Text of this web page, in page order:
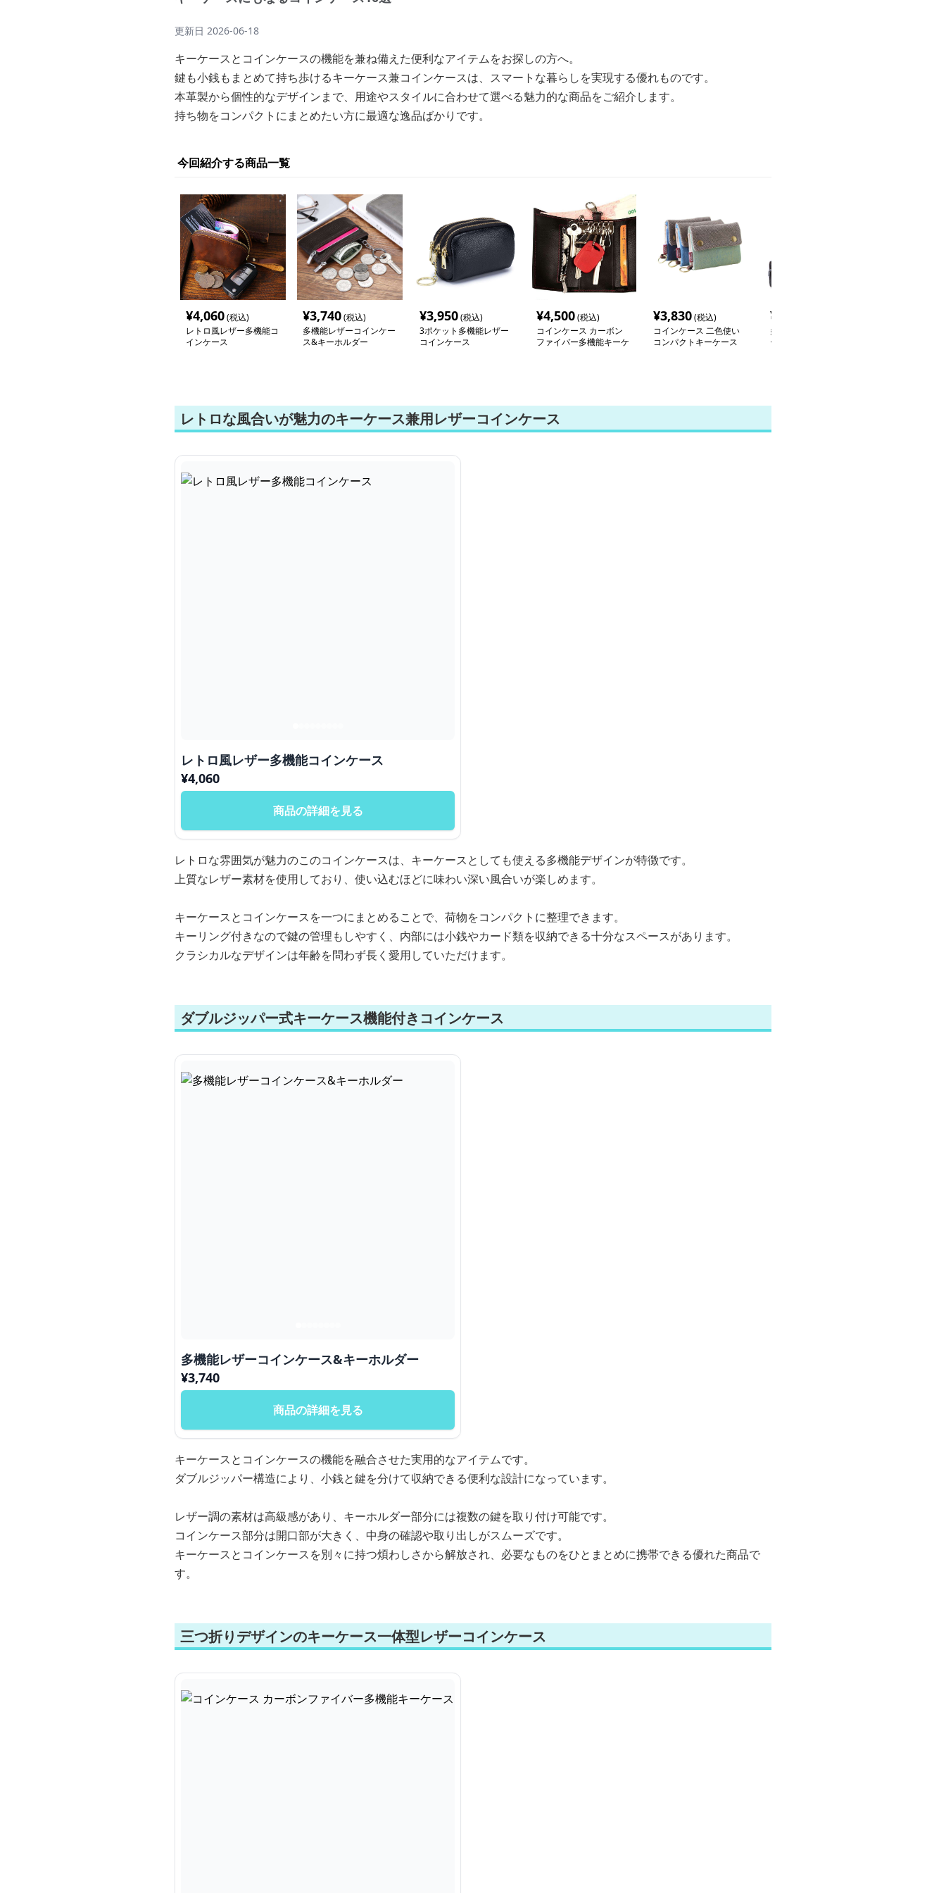
更新日 2026-06-18
キーケースとコインケースの機能を兼ね備えた便利なアイテムをお探しの方へ。
鍵も小銭もまとめて持ち歩けるキーケース兼コインケースは、スマートな暮らしを実現する優れものです。
本革製から個性的なデザインまで、用途やスタイルに合わせて選べる魅力的な商品をご紹介します。
持ち物をコンパクトにまとめたい方に最適な逸品ばかりです。
今回紹介する商品一覧
¥4,060(税込)
レトロ風レザー多機能コ
インケース
¥3,740(税込)
多機能レザーコインケー
ス&キーホルダー
¥3,950(税込)
3ポケット多機能レザー
コインケース
¥4,500(税込)
コインケース カーボン
ファイバー多機能キーケ
¥3,830(税込)
コインケース 二色使い
コンパクトキーケース
¥
多機能ミニ財布コインケ
ース
レトロな風合いが魅力のキーケース兼用レザーコインケース
レトロ風レザー多機能コインケース
¥4,060
商品の詳細を見る
レトロな雰囲気が魅力のこのコインケースは、キーケースとしても使える多機能デザインが特徴です。
上質なレザー素材を使用しており、使い込むほどに味わい深い風合いが楽しめます。
キーケースとコインケースを一つにまとめることで、荷物をコンパクトに整理できます。
キーリング付きなので鍵の管理もしやすく、内部には小銭やカード類を収納できる十分なスペースがあります。
クラシカルなデザインは年齢を問わず長く愛用していただけます。
ダブルジッパー式キーケース機能付きコインケース
多機能レザーコインケース&キーホルダー
¥3,740
商品の詳細を見る
キーケースとコインケースの機能を融合させた実用的なアイテムです。
ダブルジッパー構造により、小銭と鍵を分けて収納できる便利な設計になっています。
レザー調の素材は高級感があり、キーホルダー部分には複数の鍵を取り付け可能です。
コインケース部分は開口部が大きく、中身の確認や取り出しがスムーズです。
キーケースとコインケースを別々に持つ煩わしさから解放され、必要なものをひとまとめに携帯できる優れた商品で
す。
三つ折りデザインのキーケース一体型レザーコインケース